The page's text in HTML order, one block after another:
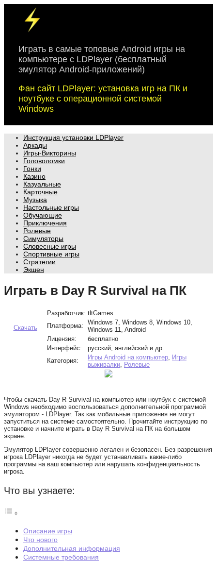
content
Играть в самые топовые Android игры на
компьютере с LDPlayer (бесплатный
эмулятор Android-приложений)
Фан сайт LDPlayer: установка игр на ПК и
ноутбуке с операционной системой
Windows
Инструкция установки LDPlayer
Аркады
Игры-Викторины
Головоломки
Гонки
Казино
Казуальные
Карточные
Музыка
Настольные игры
Обучающие
Приключения
Ролевые
Симуляторы
Словесные игры
Спортивные игры
Стратегии
Экшен
Играть в Day R Survival на ПК
Скачать
Разработчик: tltGames
Платформа:
Windows 7, Windows 8, Windows 10,
Windows 11, Android
Лицензия:
бесплатно
Интерфейс:
русский, английский и др.
Категория:
Игры Android на компьютер, Игры
выживалки, Ролевые
Чтобы скачать Day R Survival на компьютер или ноутбук с системой
Windows необходимо воспользоваться дополнительной программой
эмулятором - LDPlayer. Так как мобильные приложения не могут
запуститься на системе самостоятельно. Прочитайте инструкцию по
установке и начните играть в Day R Survival на ПК на большом
экране.
Эмулятор LDPlayer совершенно легален и безопасен. Без разрешения
игрока LDPlayer никогда не будет устанавливать какие-либо
программы на ваш компьютер или нарушать конфиденциальность
игрока.
Что вы узнаете:
Описание игры
Что нового
Дополнительная информация
Системные требования